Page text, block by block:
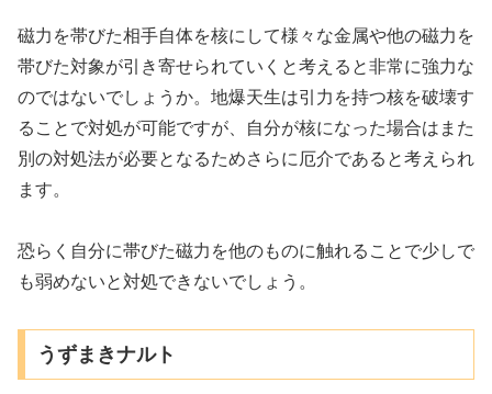
磁力を帯びた相手自体を核にして様々な金属や他の磁力を
帯びた対象が引き寄せられていくと考えると非常に強力な
のではないでしょうか。地爆天生は引力を持つ核を破壊す
ることで対処が可能ですが、自分が核になった場合はまた
別の対処法が必要となるためさらに厄介であると考えられ
ます。
恐らく自分に帯びた磁力を他のものに触れることで少しで
も弱めないと対処できないでしょう。
うずまきナルト